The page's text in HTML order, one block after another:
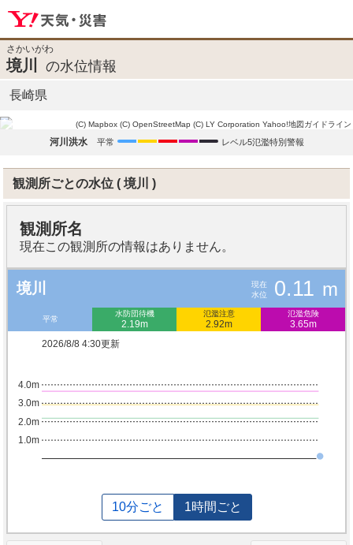
さかいがわ
境川 の水位情報
長崎県
(C) Mapbox (C) OpenStreetMap (C) LY Corporation Yahoo!地図ガイドライン
河川洪水 平常 レベル5氾濫特別警報
観測所ごとの水位 境川
観測所名
現在この観測所の情報はありません。
境川
現在
水位
0.11 m
平常
水防団待機
2.19m
氾濫注意
2.92m
氾濫危険
3.65m
2026/8/8 4:30更新
1.0m
2.0m
3.0m
4.0m
10分ごと 1時間ごと